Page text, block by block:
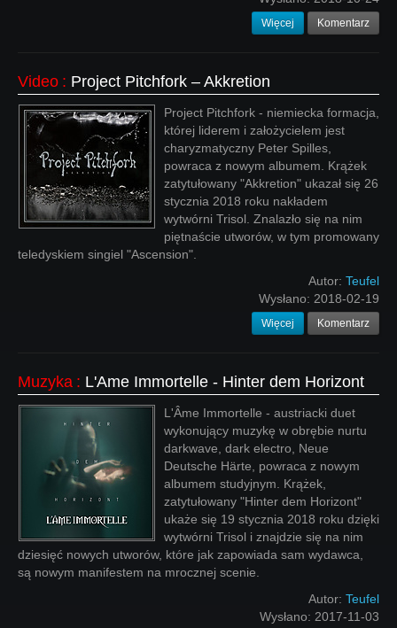
Więcej Komentarz
Video : Project Pitchfork ‎– Akkretion
Project Pitchfork - niemiecka formacja,
której liderem i założycielem jest
charyzmatyczny Peter Spilles,
powraca z nowym albumem. Krążek
zatytułowany "Akkretion" ukazał się 26
stycznia 2018 roku nakładem
wytwórni Trisol. Znalazło się na nim
piętnaście utworów, w tym promowany
teledyskiem singiel "Ascension".
Autor: Teufel
Wysłano: 2018-02-19
Więcej Komentarz
Muzyka : L'Ame Immortelle - Hinter dem Horizont
L'Âme Immortelle - austriacki duet
wykonujący muzykę w obrębie nurtu
darkwave, dark electro, Neue
Deutsche Härte, powraca z nowym
albumem studyjnym. Krążek,
zatytułowany "Hinter dem Horizont"
ukaże się 19 stycznia 2018 roku dzięki
wytwórni Trisol i znajdzie się na nim
dziesięć nowych utworów, które jak zapowiada sam wydawca,
są nowym manifestem na mrocznej scenie.
Autor: Teufel
Wysłano: 2017-11-03